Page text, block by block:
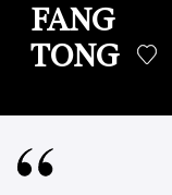
FANG
TONG